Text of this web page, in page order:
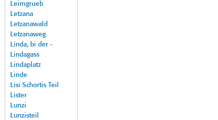
Leimgrueb
Letzana
Letzanawald
Letzanaweg
Linda, bi der -
Lindagass
Lindaplatz
Linde
Lisi Schortis Teil
Lister
Lunzi
Lunzisteil